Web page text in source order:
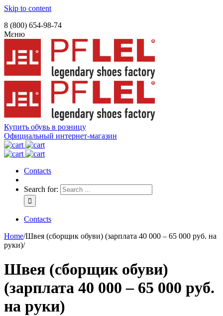
Skip to content
8 (800) 654-98-74
Μεню
Купить обувь в розницу
Официальный интернет-магазин
Contacts
Search for:
Contacts
Home/Швея (сборщик обуви) (зарплата 40 000 – 65 000 руб. на
руки)/
Швея (сборщик обуви)
(зарплата 40 000 – 65 000 руб.
на руки)